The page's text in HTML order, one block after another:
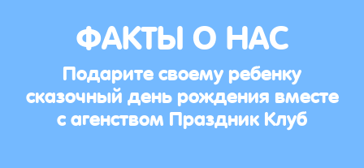
ФАКТЫ О НАС
Подарите своему ребенку
сказочный день рождения вместе
с агенством Праздник Клуб